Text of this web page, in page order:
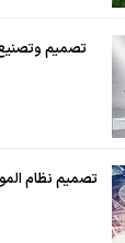
تصميم وتصنيع
تصميم نظام